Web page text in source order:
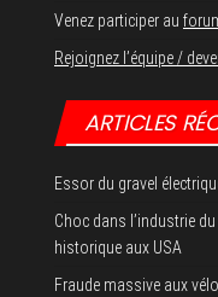
Venez participer au
Rejoignez l’équipe /
ARTICLES
Essor du gravel
Choc dans l’industrie
historique aux USA
Fraude massive aux